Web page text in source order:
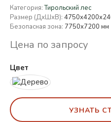
Категория: Тирольский лес
Размер (ДхШхВ):
Безопасная зона: 7750x7200 мм
Цена по запросу
Цвет
УЗНАТЬ